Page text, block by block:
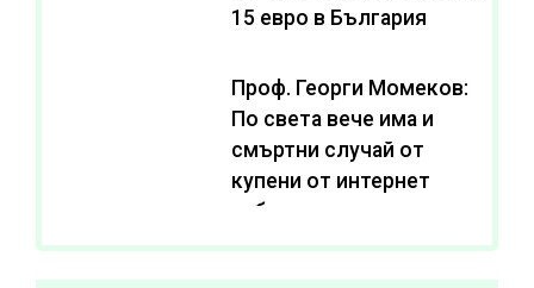
15 евро в България
Проф. Георги Момеков:
По света вече има и
смъртни случай от
купени от интернет
субстанции за
отслабване